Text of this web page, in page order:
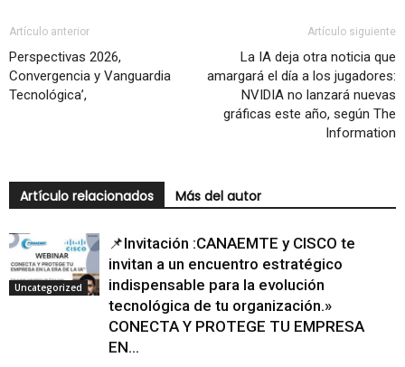
Artículo anterior
Perspectivas 2026,
Convergencia y Vanguardia
Tecnológica’,
Artículo siguiente
La IA deja otra noticia que
amargará el día a los jugadores:
NVIDIA no lanzará nuevas
gráficas este año, según The
Information
Artículo relacionados Más del autor
Uncategorized
📌Invitación :CANAEMTE y CISCO te
invitan a un encuentro estratégico
indispensable para la evolución
tecnológica de tu organización.»
CONECTA Y PROTEGE TU EMPRESA
EN...